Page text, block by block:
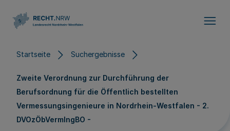
Startseite Suchergebnisse
Zweite Verordnung zur Durchführung der
Berufsordnung für die Öffentlich bestellten
Vermessungsingenieure in Nordrhein-Westfalen - 2.
DVOzÖbVermIngBO -